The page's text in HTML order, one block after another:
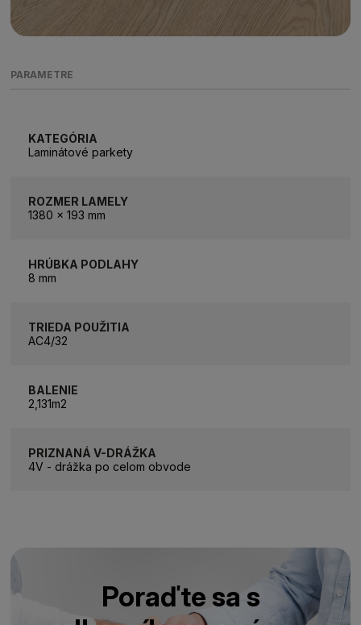
PARAMETRE
KATEGÓRIA
Laminátové parkety
ROZMER LAMELY
1380 x 193 mm
HRÚBKA PODLAHY
8 mm
TRIEDA POUŽITIA
AC4/32
BALENIE
2,131m2
PRIZNANÁ V-DRÁŽKA
4V - drážka po celom obvode
Poraďte sa s